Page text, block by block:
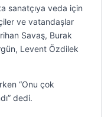
sanatçıya veda için
ve vatandaşlar
Savaş, Burak
Levent Özdilek
“Onu çok
dedi.